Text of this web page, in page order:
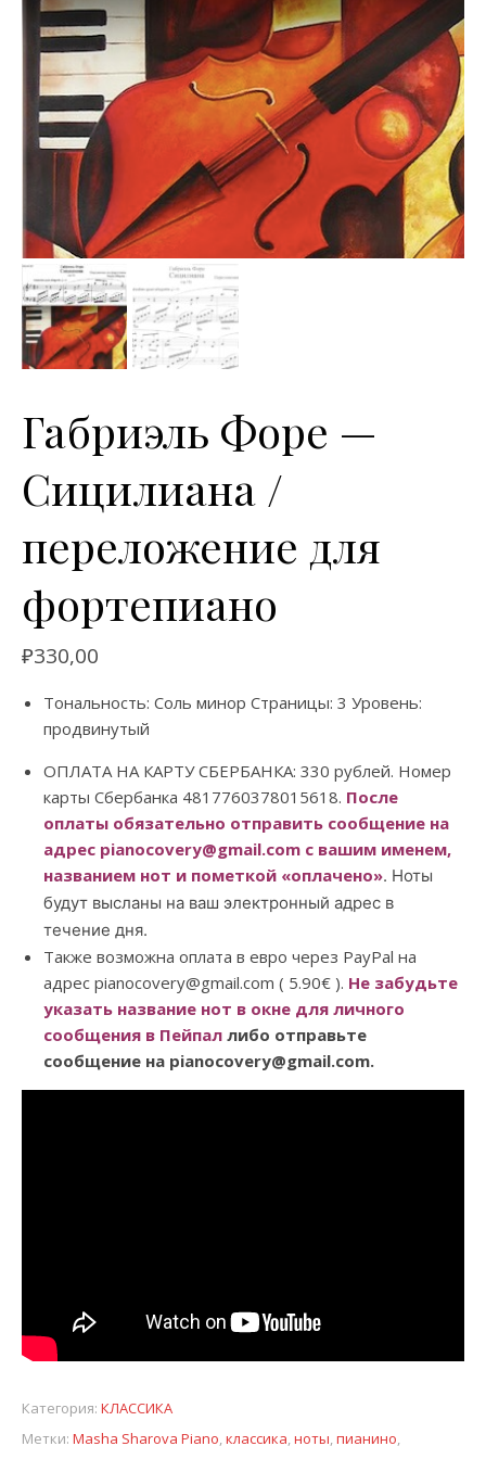
Габриэль Форе —
Сицилиана /
переложение для
фортепиано
₽330,00
Тональность: Соль минор Страницы: 3 Уровень:
продвинутый
ОПЛАТА НА КАРТУ СБЕРБАНКА: 330 рублей. Номер
карты Сбербанка 4817760378015618. После
оплаты обязательно отправить сообщение на
адрес pianocovery@gmail.com с вашим именем,
названием нот и пометкой «оплачено». Ноты
будут высланы на ваш электронный адрес в
течение дня.
Также возможна оплата в евро через PayPal на
адрес pianocovery@gmail.com ( 5.90€ ). Не забудьте
указать название нот в окне для личного
сообщения в Пейпал либо отправьте
сообщение на pianocovery@gmail.com.
Категория: КЛАССИКА
Метки: Masha Sharova Piano,классика,ноты,пианино,